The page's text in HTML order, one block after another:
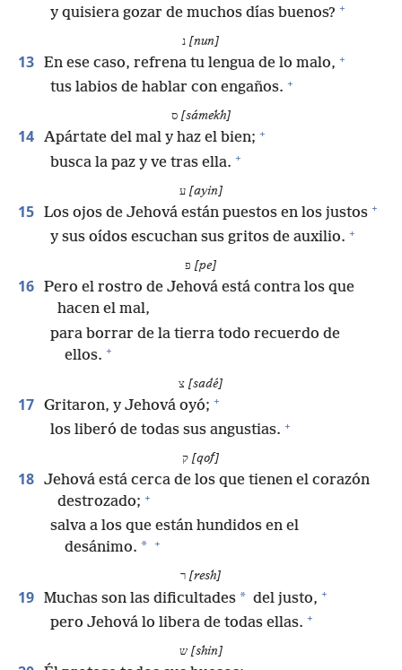
y quisiera gozar de muchos días buenos? +
[nun]
13 En ese caso, refrena tu lengua de lo malo, +
tus labios de hablar con engaños. +
ס [sámekh]
14 Apártate del mal y haz el bien; +
busca la paz y ve tras ella. +
ע [ayin]
15 Los ojos de Jehová están puestos en los justos +
y sus oídos escuchan sus gritos de auxilio. +
[pe]
16 Pero el rostro de Jehová está contra los que
hacen el mal,
para borrar de la tierra todo recuerdo de
ellos. +
[sadé]
17 Gritaron, y Jehová oyó; +
los liberó de todas sus angustias. +
[qof]
18 Jehová está cerca de los que tienen el corazón
destrozado; +
salva a los que están hundidos en el
desánimo. * +
[resh]
19 Muchas son las dificultades * del justo, +
pero Jehová lo libera de todas ellas. +
ש [shin]